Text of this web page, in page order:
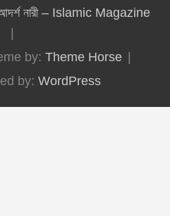
আদর্শ নারী – Islamic Magazine
by: Theme Horse
by: WordPress